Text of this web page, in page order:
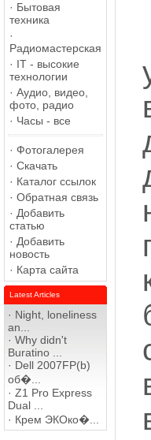
· Бытовая
техника
·
Радиомастерская
· IT - высокие
технологии
· Аудио, видео,
фото, радио
· Часы - все
· Фотогалерея
· Скачать
· Каталог ссылок
· Обратная связь
· Добавить
статью
· Добавить
новость
· Карта сайта
Latest Articles
· Night, loneliness
an...
· Why didn't
Buratino ...
· Dell 2007FP(b)
об�...
· Z1 Pro Express
Dual ...
· Крем ЭКОко�...